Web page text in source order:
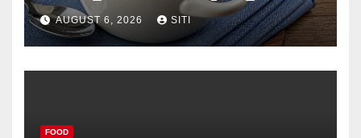
Lezat
AUGUST 6, 2026 SITI
FOOD